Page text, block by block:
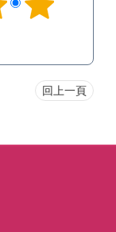
回上一頁